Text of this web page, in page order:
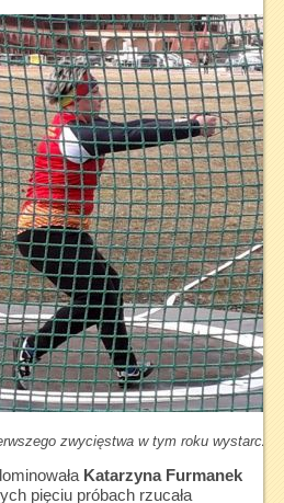
zwycięstwa w tym roku
Katarzyna Furmanek
pięciu próbach rzucała